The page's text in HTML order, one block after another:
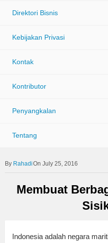
Direktori Bisnis
Kebijakan Privasi
Kontak
Kontributor
Penyangkalan
Tentang
RahadiOn July 25, 2016
Membuat
Indonesia adalah negara